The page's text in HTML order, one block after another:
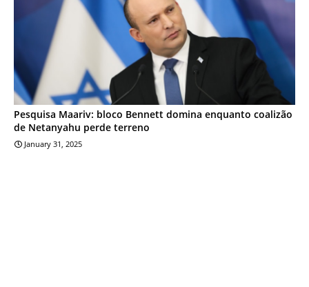
Pesquisa Maariv: bloco Bennett domina enquanto coalizão
de Netanyahu perde terreno
January 31, 2025